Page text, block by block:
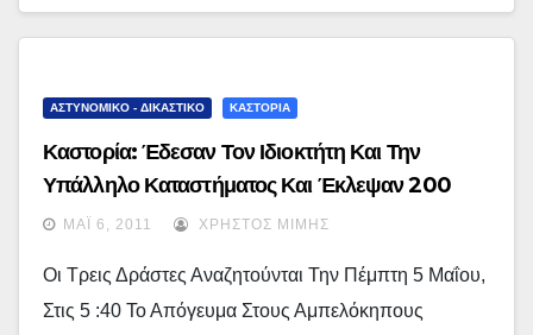
ΑΣΤΥΝΟΜΙΚΟ - ΔΙΚΑΣΤΙΚΟ ΚΑΣΤΟΡΙΑ
Καστορία: Έδεσαν Τον Ιδιοκτήτη Και Την
Υπάλληλο Καταστήματος Και Έκλεψαν 200
Γούνες …
ΜΆΙ 6, 2011 ΧΡΉΣΤΟΣ ΜΊΜΗΣ
Οι Τρεις Δράστες Αναζητούνται Την Πέμπτη 5 Μαΐου,
Στις 5 :40 Το Απόγευμα Στους Αμπελόκηπους